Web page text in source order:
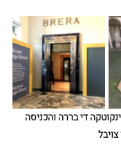
די בררה והכניסה